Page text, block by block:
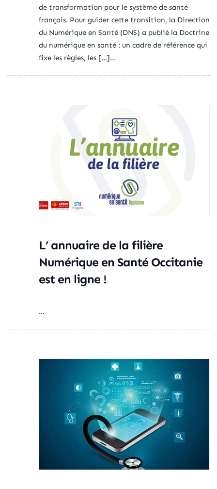
de transformation pour le système de santé
français. Pour guider cette transition, la Direction
du Numérique en Santé (DNS) a publié la Doctrine
du numérique en santé : un cadre de référence qui
fixe les règles, les […]...
L’ annuaire de la filière
Numérique en Santé Occitanie
est en ligne !
...